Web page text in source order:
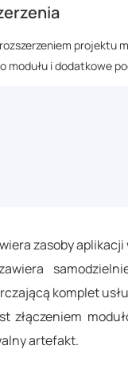
projektu
modułu i dodatkowe
zasoby aplikacji
komplet
złączeniem
artefakt.